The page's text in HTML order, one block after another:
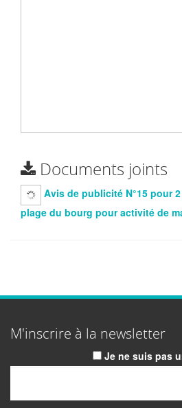
Documents joints
Avis de publicité N°15 pour
plage du bourg pour activité de
M'inscrire à la newsletter
Je ne suis pas